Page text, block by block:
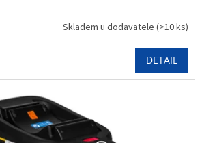
Skladem u dodavatele (>10 ks)
DETAIL